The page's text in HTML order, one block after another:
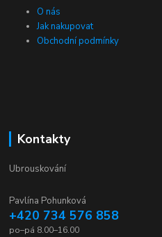
O nás
Jak nakupovat
Obchodní podmínky
Kontakty
Ubrouskování
Pavlína Pohunková
+420 734 576 858
po–pá 8.00–16.00